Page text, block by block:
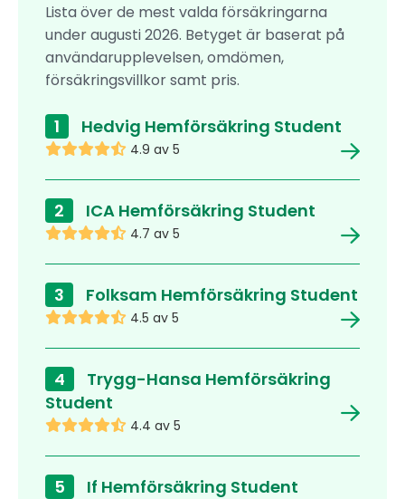
Lista över de mest valda försäkringarna
under augusti 2026. Betyget är baserat på
användarupplevelsen, omdömen,
försäkringsvillkor samt pris.
1 Hedvig Hemförsäkring Student
4.9 av 5
2 ICA Hemförsäkring Student
4.7 av 5
3 Folksam Hemförsäkring Student
4.5 av 5
4
Trygg-Hansa Hemförsäkring
Student
4.4 av 5
5 If Hemförsäkring Student